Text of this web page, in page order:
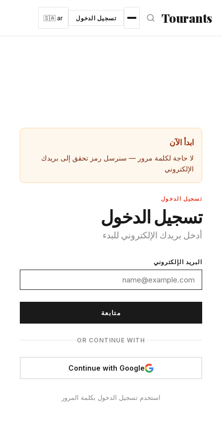
انتقل إلى المحتوى الرئيسي
Tourants تسجيل الدخول 🇸🇦 ar
ابدأ الآن
لا حاجة لكلمة مرور — سنرسل رمز تحقق إلى بريدك
الإلكتروني
تسجيل الدخول
تسجيل الدخول
أدخل بريدك الإلكتروني للبدء
البريد الإلكتروني
متابعة
OR CONTINUE WITH
Continue with Google
استخدم تسجيل الدخول بكلمة المرور